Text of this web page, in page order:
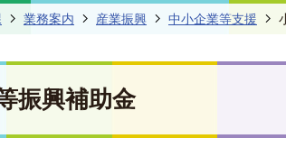
業務案内 産業振興 中小企業等支援
振興補助金